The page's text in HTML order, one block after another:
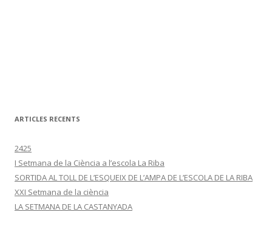
ARTICLES RECENTS
2425
I Setmana de la Ciència a l’escola La Riba
SORTIDA AL TOLL DE L’ESQUEIX DE L’AMPA DE L’ESCOLA DE LA RIBA
XXI Setmana de la ciència
LA SETMANA DE LA CASTANYADA